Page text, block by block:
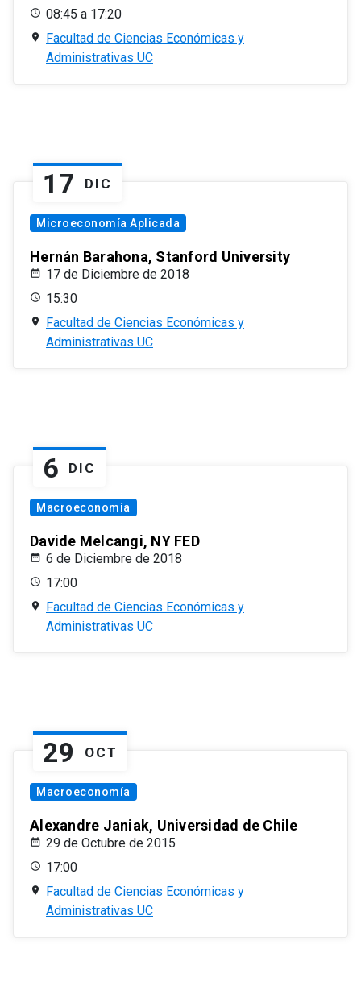
08:45 a 17:20
Facultad de Ciencias Económicas y
Administrativas UC
17 DIC
Microeconomía Aplicada
Hernán Barahona, Stanford University
17 de Diciembre de 2018
15:30
Facultad de Ciencias Económicas y
Administrativas UC
6 DIC
Macroeconomía
Davide Melcangi, NY FED
6 de Diciembre de 2018
17:00
Facultad de Ciencias Económicas y
Administrativas UC
29 OCT
Macroeconomía
Alexandre Janiak, Universidad de Chile
29 de Octubre de 2015
17:00
Facultad de Ciencias Económicas y
Administrativas UC